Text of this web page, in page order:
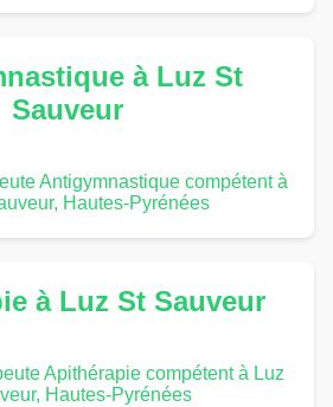
à Luz St
Sauveur
Antigymnastique compétent à
Hautes-Pyrénées
à Luz St Sauveur
Apithérapie compétent à Luz
Hautes-Pyrénées